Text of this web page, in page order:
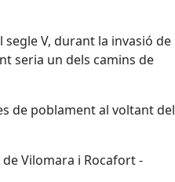
V, durant la invasió de
seria un dels camins de
de poblament al voltant del
de Vilomara i Rocafort -